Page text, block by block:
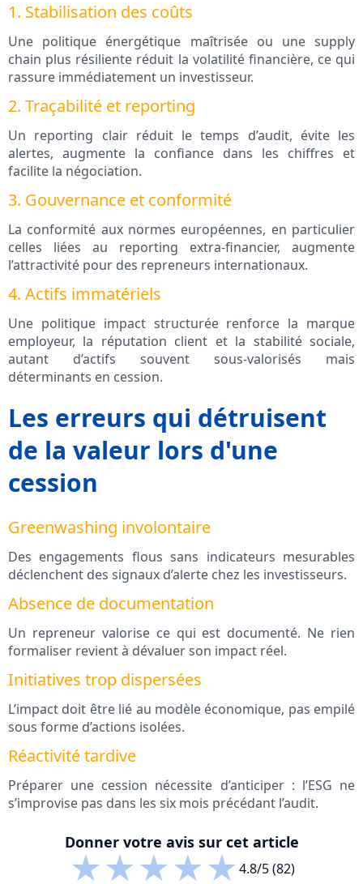
1. Stabilisation des coûts
Une politique énergétique maîtrisée ou une supply
chain plus résiliente réduit la volatilité financière, ce qui
rassure immédiatement un investisseur.
2. Traçabilité et reporting
Un reporting clair réduit le temps d’audit, évite les
alertes, augmente la confiance dans les chiffres et
facilite la négociation.
3. Gouvernance et conformité
La conformité aux normes européennes, en particulier
celles liées au reporting extra‑financier, augmente
l’attractivité pour des repreneurs internationaux.
4. Actifs immatériels
Une politique impact structurée renforce la marque
employeur, la réputation client et la stabilité sociale,
autant d’actifs souvent sous‑valorisés mais
déterminants en cession.
Les erreurs qui détruisent
de la valeur lors d'une
cession
Greenwashing involontaire
Des engagements flous sans indicateurs mesurables
déclenchent des signaux d’alerte chez les investisseurs.
Absence de documentation
Un repreneur valorise ce qui est documenté. Ne rien
formaliser revient à dévaluer son impact réel.
Initiatives trop dispersées
L’impact doit être lié au modèle économique, pas empilé
sous forme d’actions isolées.
Réactivité tardive
Préparer une cession nécessite d’anticiper : l’ESG ne
s’improvise pas dans les six mois précédant l’audit.
Donner votre avis sur cet article
★★★★★4.8/5 (82)